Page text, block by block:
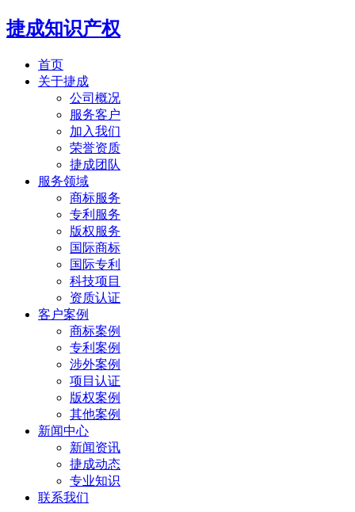
捷成知识产权
首页
关于捷成
公司概况
服务客户
加入我们
荣誉资质
捷成团队
服务领域
商标服务
专利服务
版权服务
国际商标
国际专利
科技项目
资质认证
客户案例
商标案例
专利案例
涉外案例
项目认证
版权案例
其他案例
新闻中心
新闻资讯
捷成动态
专业知识
联系我们